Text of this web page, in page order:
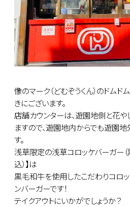
像のマーク（どむぞうくん）のドム
きにございます。
店舗カウンターは、遊園地側と花や
ますので、遊園地内からでも遊園
す。
浅草限定の浅草コロッケバーガー（
込）】は
黒毛和牛を使用したこだわりコロ
ンバーガーです！
テイクアウトにいかがでしょうか？